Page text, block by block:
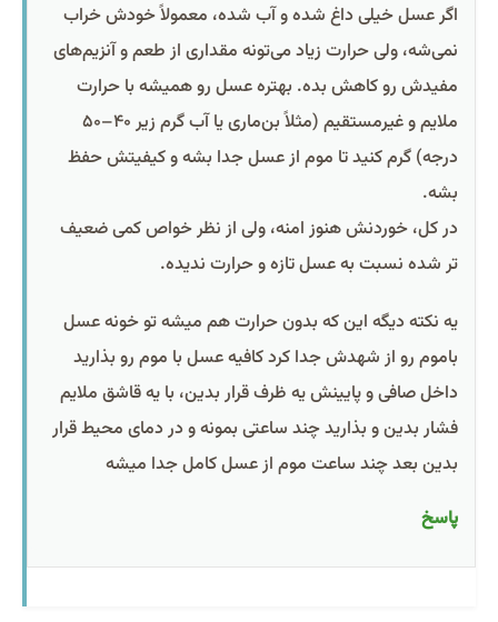
اگر عسل خیلی داغ شده و آب شده، معمولاً خودش خراب
نمی‌شه، ولی حرارت زیاد می‌تونه مقداری از طعم و آنزیم‌های
مفیدش رو کاهش بده. بهتره عسل رو همیشه با حرارت
ملایم و غیرمستقیم (مثلاً بن‌ماری یا آب گرم زیر ۴۰–۵۰
درجه) گرم کنید تا موم از عسل جدا بشه و کیفیتش حفظ
بشه.
در کل، خوردنش هنوز امنه، ولی از نظر خواص کمی ضعیف‌
تر شده نسبت به عسل تازه و حرارت‌ ندیده.
یه نکته دیگه این که بدون حرارت هم میشه تو خونه عسل
باموم رو از شهدش جدا کرد کافیه عسل با موم رو بذارید
داخل صافی و پایینش یه ظرف قرار بدین، با یه قاشق ملایم
فشار بدین و بذارید چند ساعتی بمونه و در دمای محیط قرار
بدین بعد چند ساعت موم از عسل کامل جدا میشه
پاسخ